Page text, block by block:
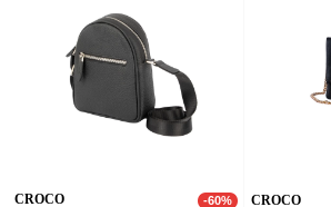
CROCO -60% CROCO